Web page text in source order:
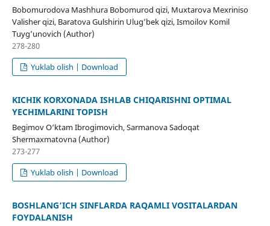
Bobomurodova Mashhura Bobomurod qizi, Muxtarova Mexriniso
Valisher qizi, Baratova Gulshirin Ulug’bek qizi, Ismoilov Komil
Tuyg’unovich (Author)
278-280
Yuklab olish | Download
KICHIK KORXONADA ISHLAB CHIQARISHNI OPTIMAL
YECHIMLARINI TOPISH
Begimov O‘ktam Ibrogimovich, Sarmanova Sadoqat
Shermaxmatovna (Author)
273-277
Yuklab olish | Download
BOSHLANG‘ICH SINFLARDA RAQAMLI VOSITALARDAN
FOYDALANISH